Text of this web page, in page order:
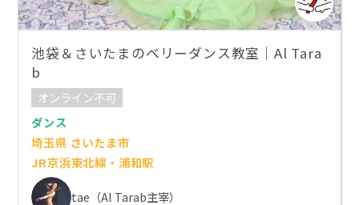
池袋＆さいたまのベリーダンス教室｜Al Tara
b
オンライン不可
ダンス
埼玉県 さいたま市
JR京浜東北線・浦和駅
tae（Al Tarab主宰）